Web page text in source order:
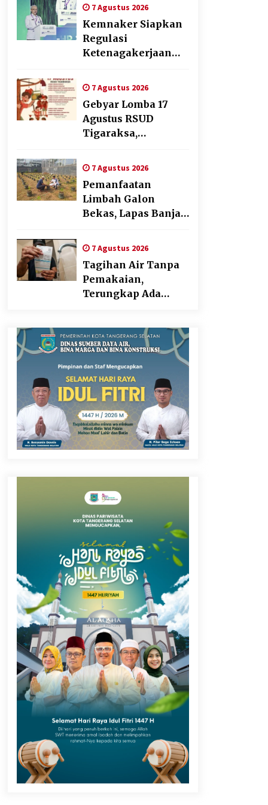
Digital
7 Agustus 2026
Kemnaker Siapkan
Regulasi
Ketenagakerjaan
dengan Tantangan
Dunia Kerja Modern
7 Agustus 2026
Gebyar Lomba 17
Agustus RSUD
Tigaraksa,
dengan Nuansa
Kebersamaan
7 Agustus 2026
Pemanfaatan
Limbah Galon
Bekas, Lapas Banjar
Cabai Dukung
Program Ketahanan
Pangan
7 Agustus 2026
Tagihan Air Tanpa
Pemakaian,
Terungkap Ada
Perumdam TKR
Didesak Transparan